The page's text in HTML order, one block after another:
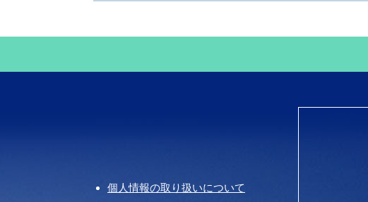
個人情報の取り扱いについて